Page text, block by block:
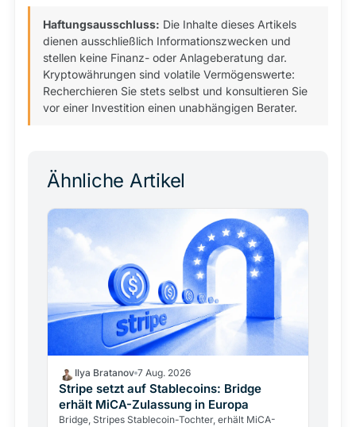
Haftungsausschluss: Die Inhalte dieses Artikels
dienen ausschließlich Informationszwecken und
stellen keine Finanz- oder Anlageberatung dar.
Kryptowährungen sind volatile Vermögenswerte:
Recherchieren Sie stets selbst und konsultieren Sie
vor einer Investition einen unabhängigen Berater.
Ähnliche Artikel
Ilya Bratanov 7 Aug. 2026
Stripe setzt auf Stablecoins: Bridge
erhält MiCA-Zulassung in Europa
Bridge, Stripes Stablecoin-Tochter, erhält MiCA-